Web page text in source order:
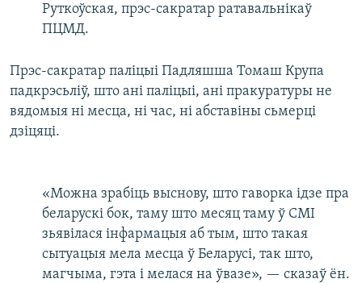
Руткоўская, прэс-сакратар ратавальнікаў
ПЦМД.
Прэс-сакратар паліцыі Падляшша Томаш Крупа
падкрэсьліў, што ані паліцыі, ані пракуратуры не
вядомыя ні месца, ні час, ні абставіны сьмерці
дзіцяці.
«Можна зрабіць выснову, што гаворка ідзе пра
беларускі бок, таму што месяц таму ў СМІ
зьявілася інфармацыя аб тым, што такая
сытуацыя мела месца ў Беларусі, так што,
магчыма, гэта і мелася на ўвазе», — сказаў ён.